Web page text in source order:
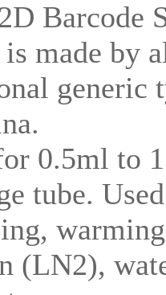
Barcode
made by
generic
0.5ml to
tube.
(LN2),